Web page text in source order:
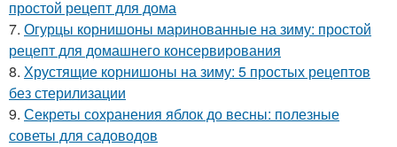
простой рецепт для дома
7. Огурцы корнишоны маринованные на зиму: простой
рецепт для домашнего консервирования
8. Хрустящие корнишоны на зиму: 5 простых рецептов
без стерилизации
9. Секреты сохранения яблок до весны: полезные
советы для садоводов